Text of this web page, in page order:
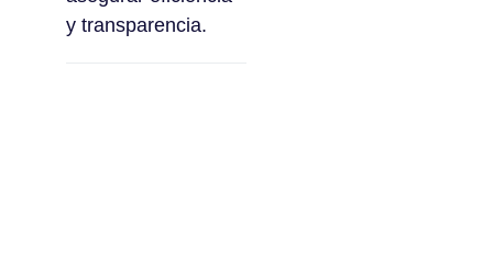
y transparencia.